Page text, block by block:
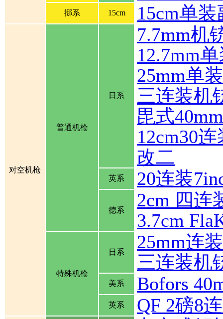
挪系 15cm 15cm单
对空机枪
普通机枪
日系
7.7mm机
12.7mm
25mm单
三连装机
毘式
12cm30
改二
英系 20连装
德系
2cm 四连
3.7cm
特殊机枪
日系
25mm连
三连装机
美系 Bofors
英系 QF 2磅8